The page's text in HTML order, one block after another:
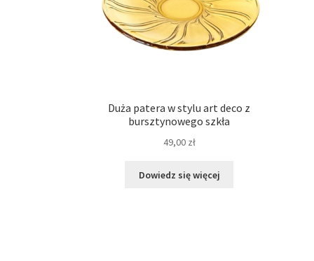
Duża patera w stylu art deco z
bursztynowego szkła
49,00 zł
Dowiedz się więcej